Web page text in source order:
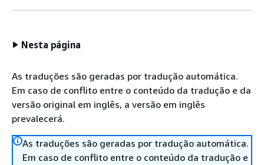
Nesta página
As traduções são geradas por tradução automática.
Em caso de conflito entre o conteúdo da tradução e da
versão original em inglês, a versão em inglês
prevalecerá.
As traduções são geradas por tradução automática.
Em caso de conflito entre o conteúdo da tradução e